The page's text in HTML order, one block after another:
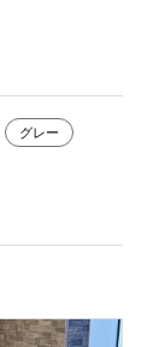
グレー